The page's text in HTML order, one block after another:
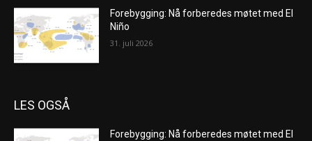
Forebygging: Nå forberedes møtet med El
Niño
31. juli 2026
LES OGSÅ
Forebygging: Nå forberedes møtet med El